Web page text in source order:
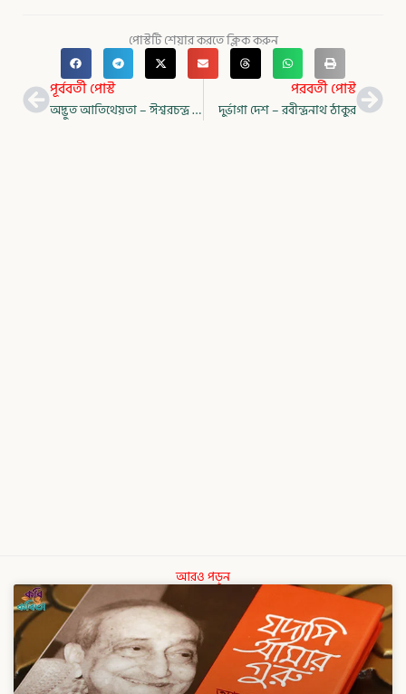
পোস্টটি শেয়ার করতে ক্লিক করুন
Prevপূর্ববর্তী পোস্ট
অদ্ভুত আতিথেয়তা – ঈশ্বরচন্দ্র বিদ্যাসাগর
পরবর্তী পোস্ট
দুর্ভাগা দেশ – রবীন্দ্রনাথ ঠাকুর
আরও পড়ুন